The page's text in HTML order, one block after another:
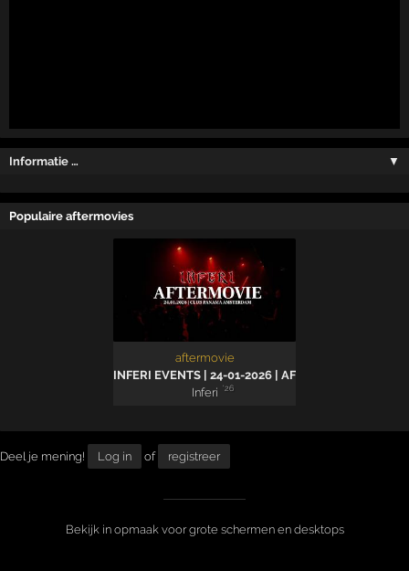
Informatie … ▼
Populaire aftermovies
aftermovie
INFERI EVENTS | 24-01-2026 | AFTERMOVIE
Inferi
'26
Deel je mening! Log in of registreer
Bekijk in opmaak voor grote schermen en desktops